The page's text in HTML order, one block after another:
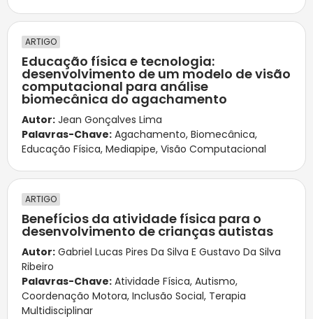
ARTIGO
Educação física e tecnologia:
desenvolvimento de um modelo de visão
computacional para análise
biomecânica do agachamento
Autor: Jean Gonçalves Lima
Palavras-Chave: Agachamento, Biomecânica,
Educação Física, Mediapipe, Visão Computacional
ARTIGO
Benefícios da atividade física para o
desenvolvimento de crianças autistas
Autor: Gabriel Lucas Pires Da Silva E Gustavo Da Silva
Ribeiro
Palavras-Chave: Atividade Física, Autismo,
Coordenação Motora, Inclusão Social, Terapia
Multidisciplinar